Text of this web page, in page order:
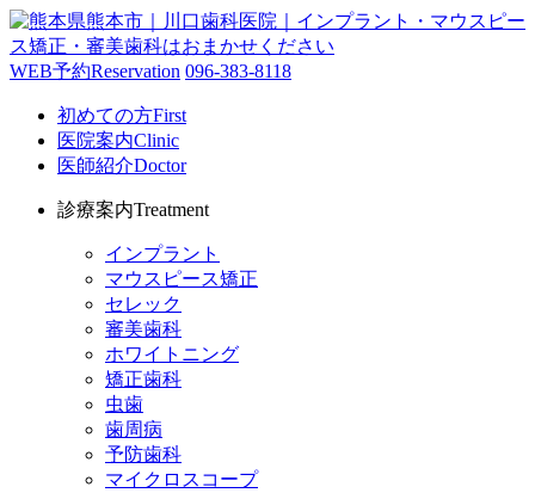
WEB予約Reservation 096-383-8118
初めての方First
医院案内Clinic
医師紹介Doctor
診療案内Treatment
インプラント
マウスピース矯正
セレック
審美歯科
ホワイトニング
矯正歯科
虫歯
歯周病
予防歯科
マイクロスコープ